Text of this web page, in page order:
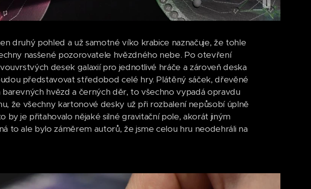
druhý pohled a už samotné víko krabice naznačuje, že tohle
nasšené pozorovatele hvězdného nebe. Po otevření
desek galaxií pro jednotlivé hráče a zároveň deska
představovat středobod celé hry. Plátěný sáček, dřevěné
hvězd a černých děr, to všechno vypadá opravdu
že všechny kartonové desky už při rozbalení nepůsobí úplně
je přitahovalo nějaké silné gravitační pole, akorát jiným
to ale bylo záměrem autorů, že jsme celou hru neodehráli na